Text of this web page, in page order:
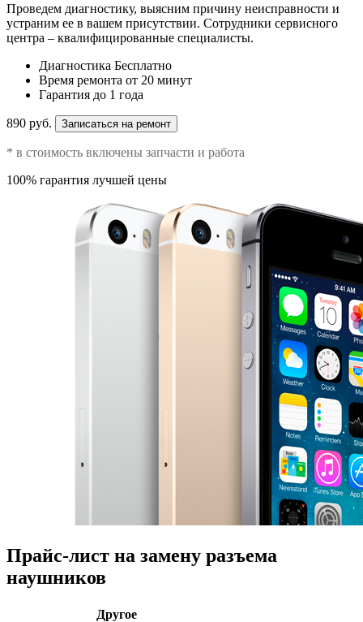
Проведем диагностику, выясним причину неисправности и
устраним ее в вашем присутствии. Сотрудники сервисного
центра – квалифицированные специалисты.
Диагностика Бесплатно
Время ремонта от 20 минут
Гарантия до 1 года
890 руб. Записаться на ремонт
* в стоимость включены запчасти и работа
100% гарантия лучшей цены
Прайс-лист на замену разъема
наушников
Другое